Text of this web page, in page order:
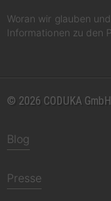
Woran wir glauben
Informationen zu den
© 2026 CODUKA GmbH
Blog
Presse